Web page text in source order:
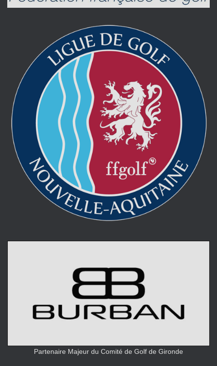
Partenaire Majeur du Comité de Golf de Gironde